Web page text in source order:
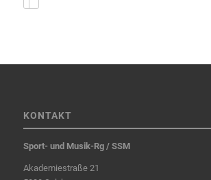
KONTAKT
Sport- und Musik-Rg / SSM
Akademiestraße 21